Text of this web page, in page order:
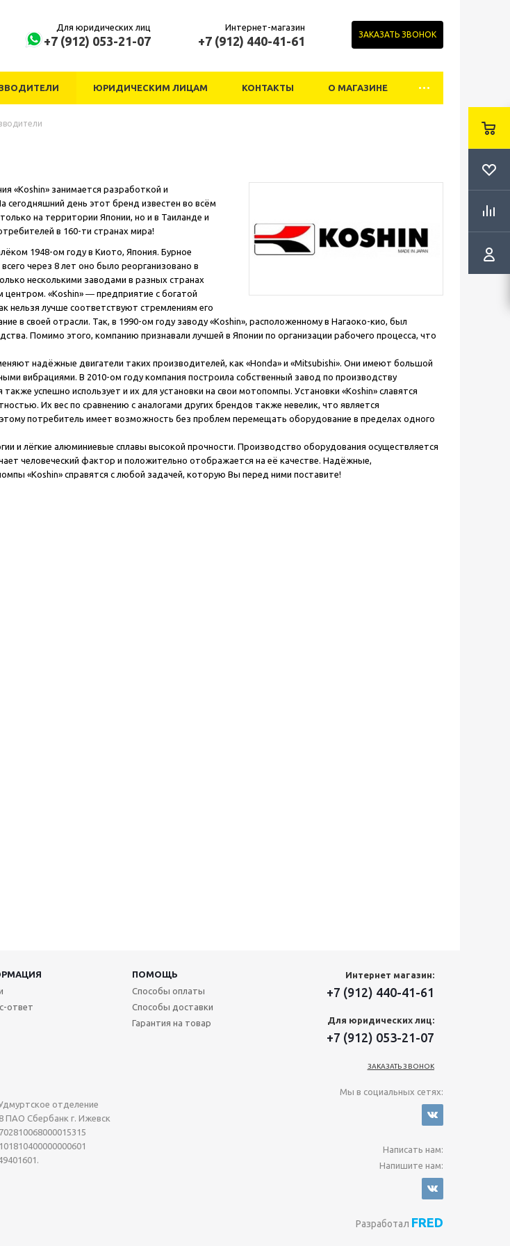
Для юридических лиц
+7 (912) 053-21-07
Интернет-магазин
+7 (912) 440-41-61 ЗАКАЗАТЬ ЗВОНОК
ЮРИДИЧЕСКИМ ЛИЦАМ КОНТАКТЫ О МАГАЗИНЕ
«Koshin» занимается разработкой и
сегодняшний день этот бренд известен во всём
на территории Японии, но и в Таиланде и
в 160-ти странах мира!
1948-ом году в Киото, Япония. Бурное
через 8 лет оно было реорганизовано в
несколькими заводами в разных странах
«Koshin» ― предприятие с богатой
нельзя лучше соответствуют стремлениям его
в своей отрасли. Так, в 1990-ом году заводу «Koshin», расположенному в Нагаоко-кио, был
Помимо этого, компанию признавали лучшей в Японии по организации рабочего процесса, что
надёжные двигатели таких производителей, как «Honda» и «Mitsubishi». Они имеют большой
вибрациями. В 2010-ом году компания построила собственный завод по производству
также успешно использует и их для установки на свои мотопомпы. Установки «Koshin» славятся
Их вес по сравнению с аналогами других брендов также невелик, что является
потребитель имеет возможность без проблем перемещать оборудование в пределах одного
и лёгкие алюминиевые сплавы высокой прочности. Производство оборудования осуществляется
человеческий фактор и положительно отображается на её качестве. Надёжные,
«Koshin» справятся с любой задачей, которую Вы перед ними поставите!
отделение
ПАО Сбербанк г. Ижевск
ПОМОЩЬ
ответ
Способы оплаты
Способы доставки
Гарантия на товар
Интернет магазин:
+7 (912) 440-41-61
Для юридических лиц:
+7 (912) 053-21-07
ЗАКАЗАТЬ ЗВОНОК
Мы в социальных сетях:
Написать нам:
Напишите нам:
Разработал FRED